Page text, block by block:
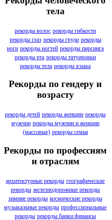
тела
рекорды волос рекорды гибкости
рекорды глаз рекорды груди рекорды
ноги рекорды ногтей рекорды пирсинга
рекорды рта рекорды татуировки
рекорды тела рекорды языка
Рекорды по гендеру и
возрасту
рекорды детей рекорды женщин рекорды
мужчин рекорды мужчин и женщин
(массовые) рекорды семья
Рекорды по профессиям
и отраслям
архитектурные рекорды географические
рекорды железнодорожные рекорды
зимние рекорды космические рекорды
музыкальные рекорды профессиональные
рекорды рекорды банки финансы